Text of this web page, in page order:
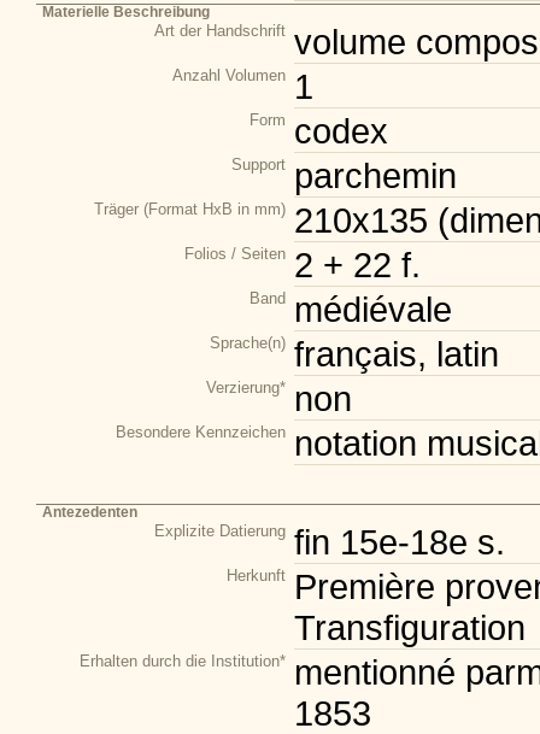
Materielle Beschreibung
Art der Handschrift volume
Anzahl Volumen 1
Form codex
Support parchemin
Träger (Format HxB in mm) 210x135
Folios / Seiten 2 + 22 f.
Band médiévale
Sprache(n) français, latin
Verzierung* non
Besondere Kennzeichen notation
Antezedenten
Explizite Datierung fin 15e-18e s.
Herkunft Première
Transfiguration
Erhalten durch die Institution* mentionné
1853